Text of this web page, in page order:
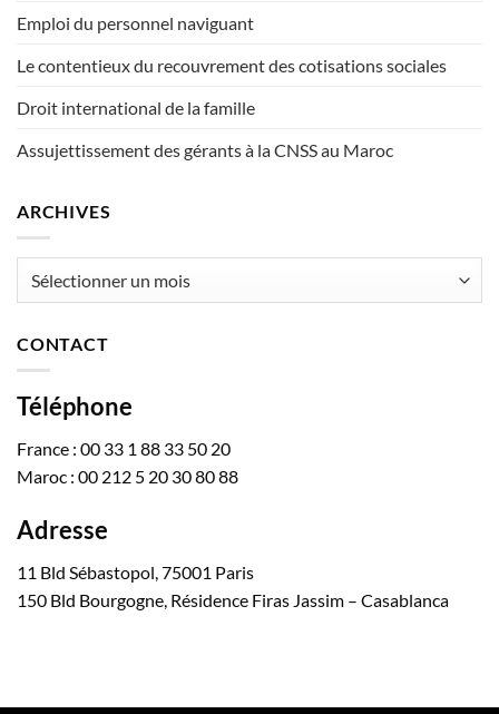
Emploi du personnel naviguant
Le contentieux du recouvrement des cotisations sociales
Droit international de la famille
Assujettissement des gérants à la CNSS au Maroc
ARCHIVES
CONTACT
Téléphone
France : 00 33 1 88 33 50 20
Maroc : 00 212 5 20 30 80 88
Adresse
11 Bld Sébastopol, 75001 Paris
150 Bld Bourgogne, Résidence Firas Jassim – Casablanca